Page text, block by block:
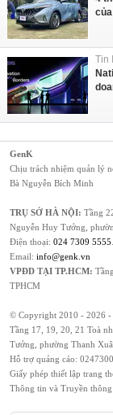
Tin
GenK
Chịu trách nhiệm quản lý
Bà Nguyễn Bích Minh
TRỤ SỞ HÀ NỘI: Tầng
Nguyễn Huy Tưởng,
Điện thoại: 024 7309 5555
Email: info@genk.vn
VPĐD TẠI TP.HCM:
TPHCM
© Copyright 2010 - 2026 -
Tầng 17, 19, 20, 21 Toà
Tưởng, phường Thanh
Hỗ trợ quảng cáo:
Giấy phép thiết lập trang
Thông tin và Truyền